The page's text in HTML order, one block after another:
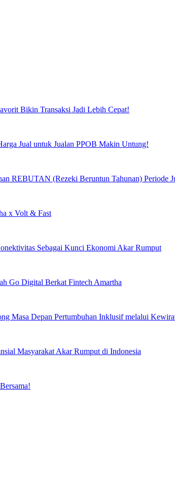
Bikin Transaksi Jadi Lebih Cepat!
Jual untuk Jualan PPOB Makin Untung!
REBUTAN (Rezeki Beruntun Tahunan) Periode
x Volt & Fast
Sebagai Kunci Ekonomi Akar Rumput
Go Digital Berkat Fintech Amartha
Masa Depan Pertumbuhan Inklusif melalui
Masyarakat Akar Rumput di Indonesia